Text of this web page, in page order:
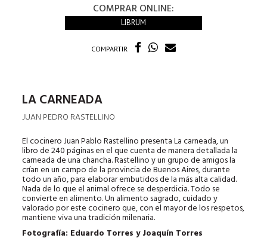
COMPRAR ONLINE:
LIBRUM
COMPARTIR
LA CARNEADA
JUAN PEDRO RASTELLINO
El cocinero Juan Pablo Rastellino presenta La carneada, un
libro de 240 páginas en el que cuenta de manera detallada la
carneada de una chancha. Rastellino y un grupo de amigos la
crían en un campo de la provincia de Buenos Aires, durante
todo un año, para elaborar embutidos de la más alta calidad.
Nada de lo que el animal ofrece se desperdicia. Todo se
convierte en alimento. Un alimento sagrado, cuidado y
valorado por este cocinero que, con el mayor de los respetos,
mantiene viva una tradición milenaria.
Fotografía: Eduardo Torres y Joaquín Torres